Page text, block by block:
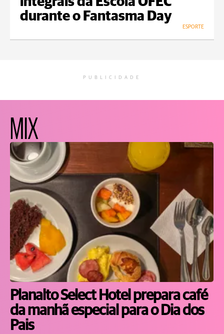
durante o Fantasma Day
ESPORTE
PUBLICIDADE
MIX
Planalto Select Hotel prepara café
da manhã especial para o Dia dos
Pais